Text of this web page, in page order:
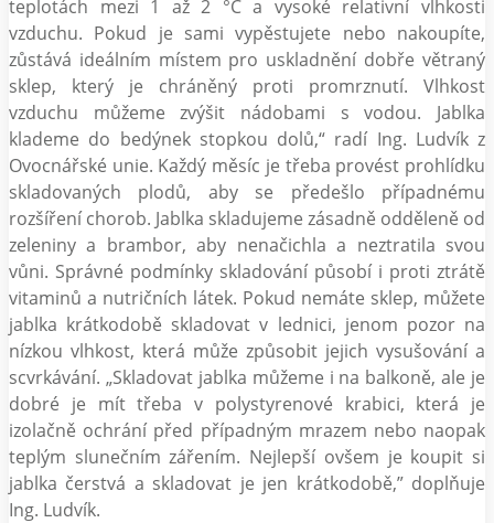
teplotách mezi 1 až 2 °C a vysoké relativní vlhkosti
vzduchu. Pokud je sami vypěstujete nebo nakoupíte,
zůstává ideálním místem pro uskladnění dobře větraný
sklep, který je chráněný proti promrznutí. Vlhkost
vzduchu můžeme zvýšit nádobami s vodou. Jablka
klademe do bedýnek stopkou dolů,“ radí Ing. Ludvík z
Ovocnářské unie. Každý měsíc je třeba provést prohlídku
skladovaných plodů, aby se předešlo případnému
rozšíření chorob. Jablka skladujeme zásadně odděleně od
zeleniny a brambor, aby nenačichla a neztratila svou
vůni. Správné podmínky skladování působí i proti ztrátě
vitaminů a nutričních látek. Pokud nemáte sklep, můžete
jablka krátkodobě skladovat v lednici, jenom pozor na
nízkou vlhkost, která může způsobit jejich vysušování a
scvrkávání. „Skladovat jablka můžeme i na balkoně, ale je
dobré je mít třeba v polystyrenové krabici, která je
izolačně ochrání před případným mrazem nebo naopak
teplým slunečním zářením. Nejlepší ovšem je koupit si
jablka čerstvá a skladovat je jen krátkodobě,” doplňuje
Ing. Ludvík.